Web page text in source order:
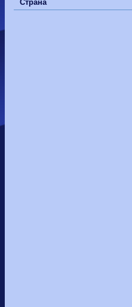
Страна
Калуга
0-1 Сибирь